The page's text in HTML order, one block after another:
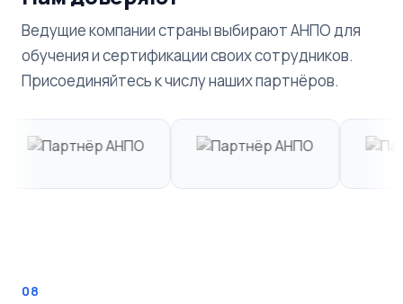
Ведущие компании страны выбирают АНПО для
обучения и сертификации своих сотрудников.
Присоединяйтесь к числу наших партнёров.
08